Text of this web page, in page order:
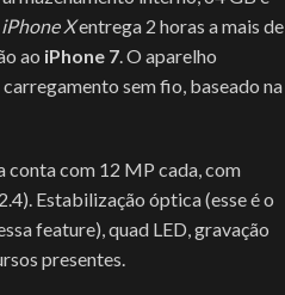
iPhone Xentrega 2 horas a mais de
ao iPhone 7. O aparelho
sem fio, baseado na
conta com 12 MP cada, com
Estabilização óptica (esse é o
feature), quad LED, gravação
presentes.